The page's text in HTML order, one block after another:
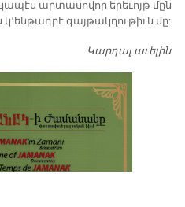
արտասովոր երեւոյթ մըն
կ՚ենթադրէ գայթակղութիւն մը:
Կարդալ աւելին